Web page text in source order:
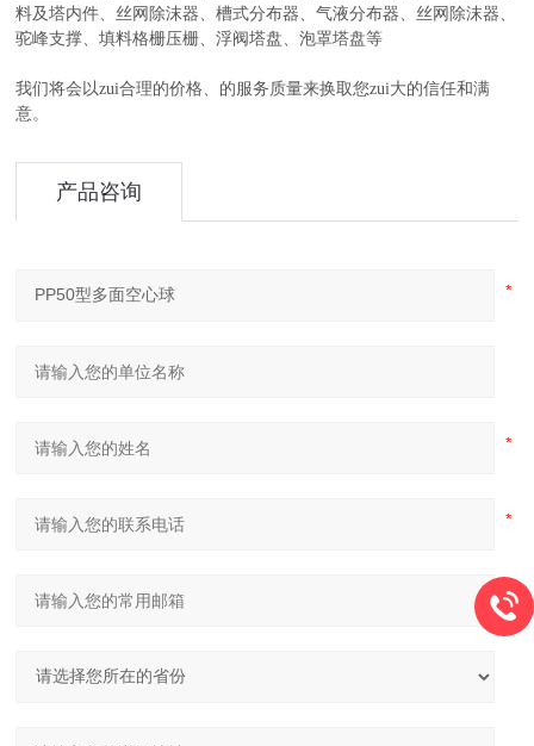
料及塔内件、丝网除沫器、槽式分布器、气液分布器、丝网除沫器、
驼峰支撑、填料格栅压栅、浮阀塔盘、泡罩塔盘等
我们将会以zui合理的价格、的服务质量来换取您zui大的信任和满
意。
产品咨询